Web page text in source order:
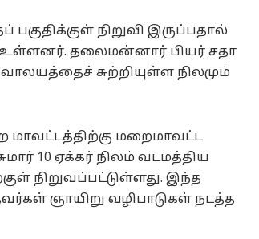
நிறுவி இருப்பதால்
உள்ளனர். தலைமன்னார் பியர் சதா
சுற்றியுள்ள நிலமும்
மறைமாவட்ட
10 ஏக்கர் நிலம் வடமத்திய
நிறுவப்பட்டுள்ளது. இந்த
ஞாயிறு வழிபாடுகள் நடத்த